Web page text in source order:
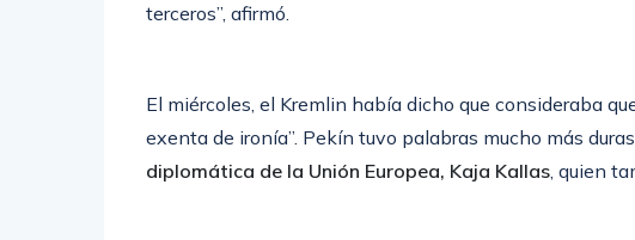
terceros”, afirmó.
El miércoles, el Kremlin había dicho que consideraba
exenta de ironía”. Pekín tuvo palabras mucho más
diplomática de la Unión Europea, Kaja Kallas, quien